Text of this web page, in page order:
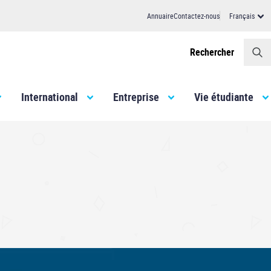
AnnuaireContactez-nous Français
Rechercher
International Entreprise Vie étudiante